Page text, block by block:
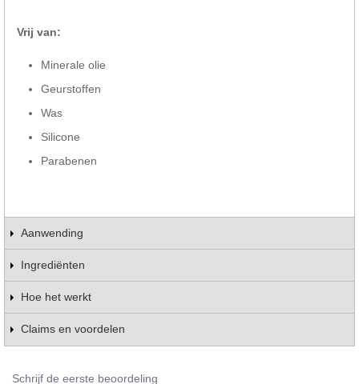
Vrij van:
Minerale olie
Geurstoffen
Was
Silicone
Parabenen
Aanwending
Ingrediënten
Hoe het werkt
Claims en voordelen
Schrijf de eerste beoordeling